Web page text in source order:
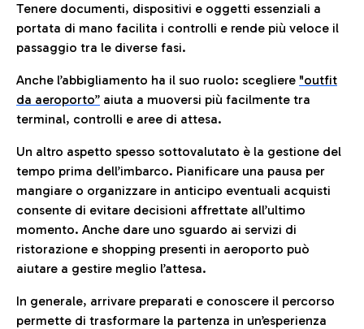
Tenere documenti, dispositivi e oggetti essenziali a
portata di mano facilita i controlli e rende più veloce il
passaggio tra le diverse fasi.
Anche l’abbigliamento ha il suo ruolo: scegliere "outfit
da aeroporto” aiuta a muoversi più facilmente tra
terminal, controlli e aree di attesa.
Un altro aspetto spesso sottovalutato è la gestione del
tempo prima dell’imbarco. Pianificare una pausa per
mangiare o organizzare in anticipo eventuali acquisti
consente di evitare decisioni affrettate all’ultimo
momento. Anche dare uno sguardo ai servizi di
ristorazione e shopping presenti in aeroporto può
aiutare a gestire meglio l’attesa.
In generale, arrivare preparati e conoscere il percorso
permette di trasformare la partenza in un’esperienza